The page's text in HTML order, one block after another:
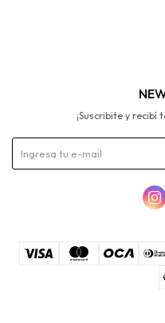
¡Suscribite y recibí
